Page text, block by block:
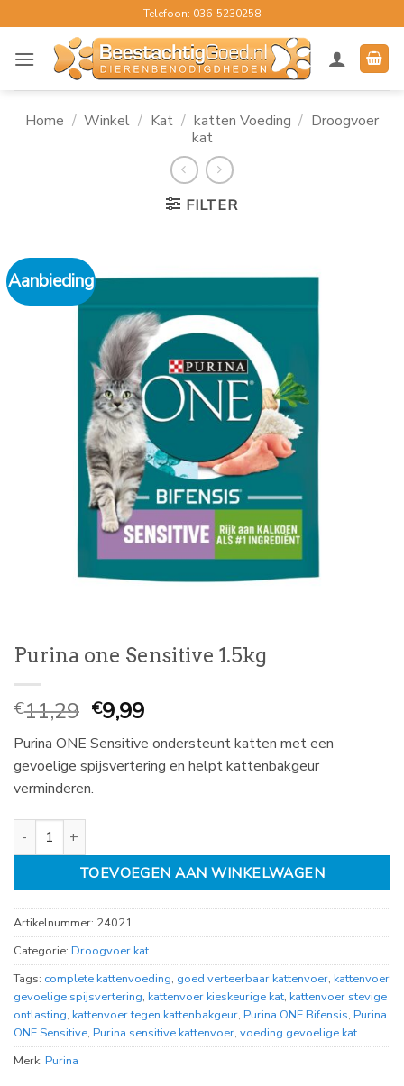
naar
inhoud
Telefoon: 036-5230258
Home / Winkel / Kat / katten Voeding / Droogvoer
kat
FILTER
Aanbieding
Purina one Sensitive 1.5kg
€11,29 Oorspronkelijke
prijs
was:
€
11,29.
€9,99Huidige
prijs
is:
€
Purina ONE Sensitive ondersteunt katten met een
gevoelige spijsvertering en helpt kattenbakgeur
verminderen.
Purina one Sensitive 1.5kg aantal
TOEVOEGEN AAN WINKELWAGEN
Artikelnummer: 24021
Categorie: Droogvoer kat
Tags: complete kattenvoeding, goed verteerbaar kattenvoer, kattenvoer
gevoelige spijsvertering, kattenvoer kieskeurige kat, kattenvoer stevige
ontlasting, kattenvoer tegen kattenbakgeur, Purina ONE Bifensis, Purina
ONE Sensitive, Purina sensitive kattenvoer, voeding gevoelige kat
Merk: Purina